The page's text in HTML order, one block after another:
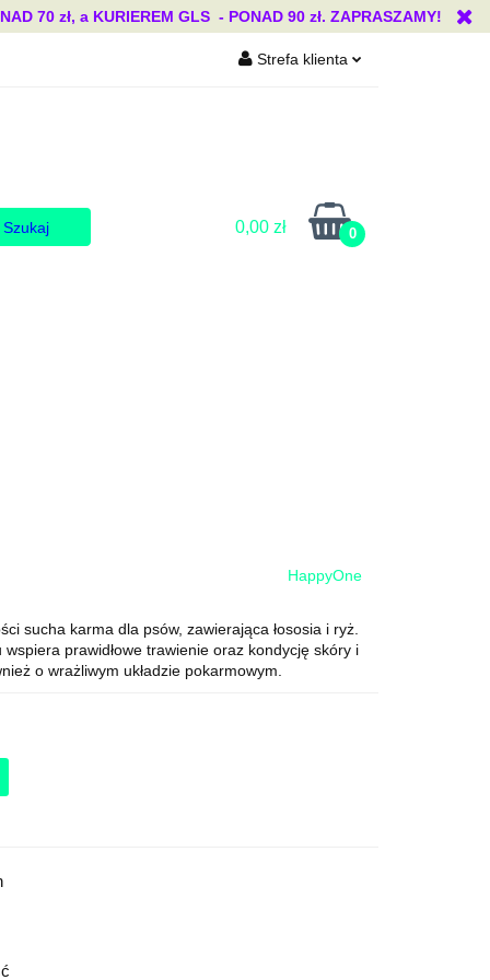
70 zł, a KURIEREM GLS - PONAD 90 zł. ZAPRASZAMY!
Strefa klienta
Zgody cookies
0,00 zł 0
HappyOne
sucha karma dla psów, zawierająca łososia i ryż.
prawidłowe trawienie oraz kondycję skóry i
o wrażliwym układzie pokarmowym.